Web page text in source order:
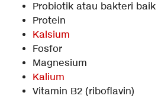
Probiotik atau bakteri baik
Protein
Kalsium
Fosfor
Magnesium
Kalium
Vitamin B2 (riboflavin)